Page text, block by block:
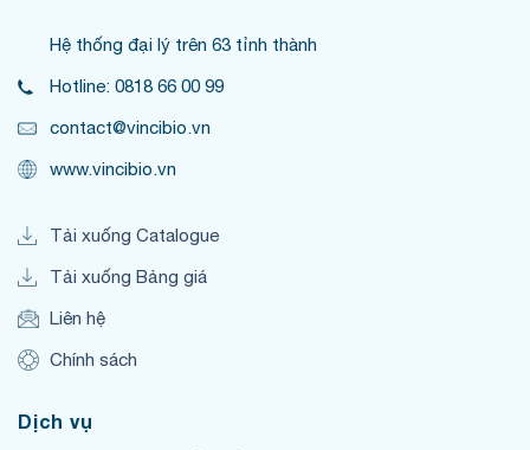
Hệ thống đại lý trên 63 tỉnh thành
Hotline: 0818 66 00 99
contact@vincibio.vn
www.vincibio.vn
Tải xuống Catalogue
Tải xuống Bảng giá
Liên hệ
Chính sách
Dịch vụ